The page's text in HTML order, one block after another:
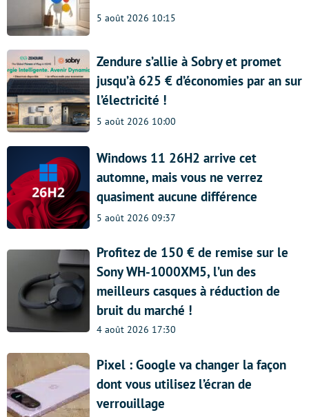
5 août 2026 10:15
Zendure s’allie à Sobry et promet
jusqu’à 625 € d’économies par an sur
l’électricité !
5 août 2026 10:00
Windows 11 26H2 arrive cet
automne, mais vous ne verrez
quasiment aucune différence
5 août 2026 09:37
Profitez de 150 € de remise sur le
Sony WH-1000XM5, l’un des
meilleurs casques à réduction de
bruit du marché !
4 août 2026 17:30
Pixel : Google va changer la façon
dont vous utilisez l’écran de
verrouillage